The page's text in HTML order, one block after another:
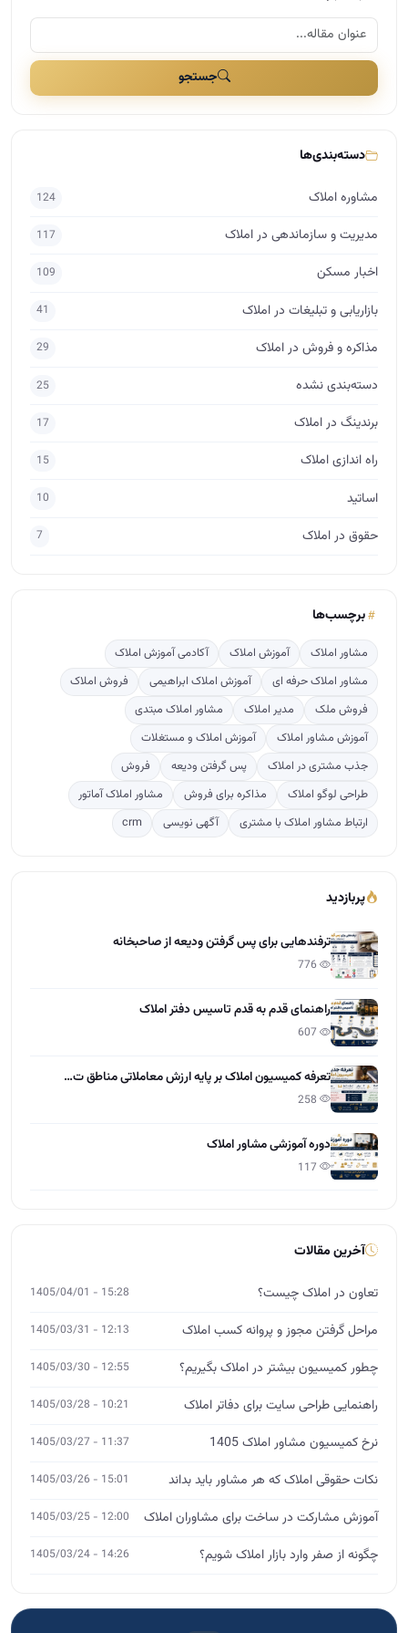
جستجو
دسته‌بندی‌ها
مشاوره املاک 124
مدیریت و سازماندهی در املاک 117
اخبار مسکن 109
بازاریابی و تبلیغات در املاک 41
مذاکره و فروش در املاک 29
دسته‌بندی نشده 25
برندینگ در املاک 17
راه اندازی املاک 15
اساتید 10
حقوق در املاک 7
برچسب‌ها
مشاور املاک آموزش املاک
آکادمی آموزش املاک
مشاور املاک حرفه ای
آموزش املاک ابراهیمی
فروش املاک
فروش ملک
مدیر املاک
مشاور املاک مبتدی
آموزش مشاور املاک
آموزش املاک و مستغلات
جذب مشتری در املاک
پس گرفتن ودیعه
فروش
طراحی لوگو املاک
مذاکره برای فروش
مشاور املاک آماتور
ارتباط مشاور املاک با مشتری
آگهی نویسی crm
پربازدید
ترفندهایی برای پس گرفتن ودیعه از صاحبخانه
راهنمای قدم به قدم تاسیس دفتر املاک
تعرفه کمیسیون املاک بر پایه ارزش معاملاتی مناطق ت…
دوره آموزشی مشاور املاک
آخرین مقالات
تعاون در املاک چیست؟ 15:28 - 1405/04/01
مراحل گرفتن مجوز و پروانه کسب املاک 12:13 - 1405/03/31
چطور کمیسیون بیشتر در املاک بگیریم؟ 12:55 - 1405/03/30
راهنمایی طراحی سایت برای دفاتر املاک 10:21 - 1405/03/28
نرخ کمیسیون مشاور املاک 1405 11:37 - 1405/03/27
نکات حقوقی املاک که هر مشاور باید بداند 15:01 - 1405/03/26
آموزش مشارکت در ساخت برای مشاوران املاک 12:00 - 1405/03/25
چگونه از صفر وارد بازار املاک شویم؟ 14:26 - 1405/03/24